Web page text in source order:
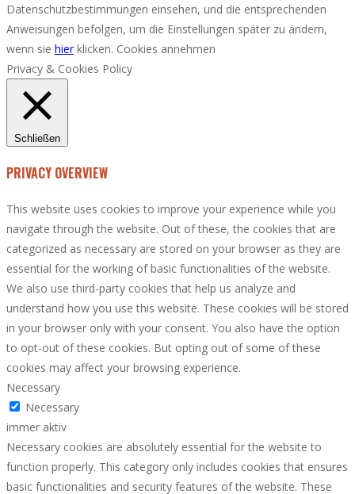
Datenschutzbestimmungen einsehen, und die entsprechenden
Anweisungen befolgen, um die Einstellungen später zu ändern,
wenn sie hierklicken. Cookies annehmen
Privacy & Cookies Policy
Schließen
PRIVACY OVERVIEW
This website uses cookies to improve your experience while you
navigate through the website. Out of these, the cookies that are
categorized as necessary are stored on your browser as they are
essential for the working of basic functionalities of the website.
We also use third-party cookies that help us analyze and
understand how you use this website. These cookies will be stored
in your browser only with your consent. You also have the option
to opt-out of these cookies. But opting out of some of these
cookies may affect your browsing experience.
Necessary
Necessary
immer aktiv
Necessary cookies are absolutely essential for the website to
function properly. This category only includes cookies that ensures
basic functionalities and security features of the website. These